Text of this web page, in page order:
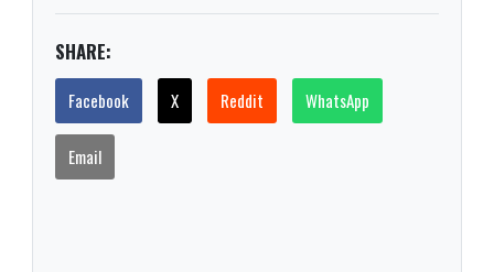
SHARE:
Facebook X Reddit WhatsApp
Email